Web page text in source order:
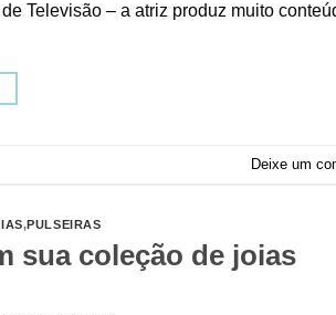
Televisão – a atriz produz muito
Deixe um
,PULSEIRAS
sua coleção de joias